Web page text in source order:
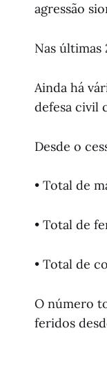
agressão
Nas últimas
Ainda há
defesa civil
Desde o
• Total de
• Total de
• Total de
O número
feridos